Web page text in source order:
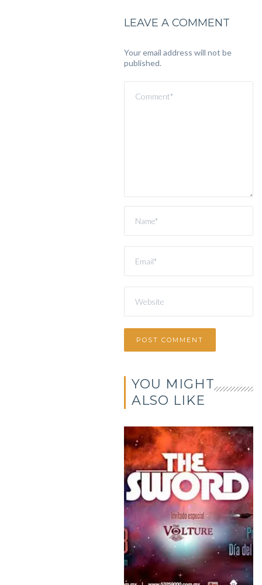
LEAVE A COMMENT
Your email address will not be
published.
YOU MIGHT
ALSO LIKE